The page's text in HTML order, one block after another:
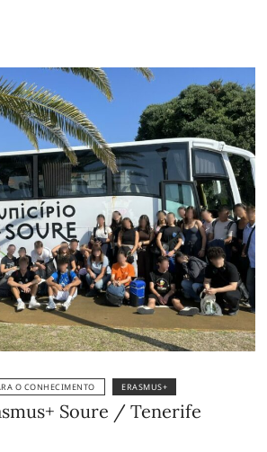
O CONHECIMENTO ERASMUS+
Soure / Tenerife